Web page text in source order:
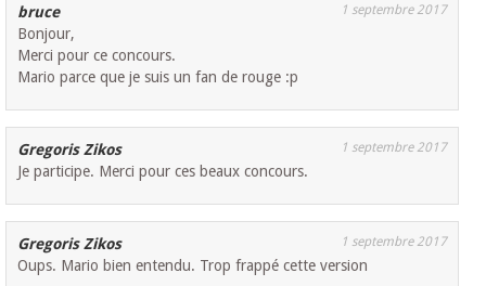
bruce 1 septembre 2017
Bonjour,
Merci pour ce concours.
Mario parce que je suis un fan de rouge :p
Gregoris Zikos 1 septembre 2017
Je participe. Merci pour ces beaux concours.
Gregoris Zikos 1 septembre 2017
Oups. Mario bien entendu. Trop frappé cette version